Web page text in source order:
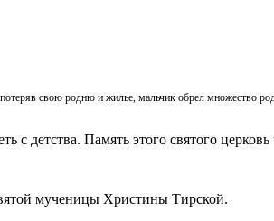
свою родню и жилье, мальчик обрел множество
детства. Память этого святого
мученицы Христины Тирской.